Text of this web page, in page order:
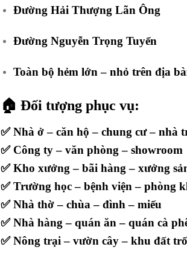
Đường Hải Thượng Lãn Ông
Đường Nguyễn Trọng Tuyển
Toàn bộ hẻm lớn – nhỏ trên địa
🏠 Đối tượng phục vụ:
✅ Nhà ở – căn hộ – chung cư – nhà
✅ Công ty – văn phòng – showroom
✅ Kho xưởng – bãi hàng – xưởng
✅ Trường học – bệnh viện – phòng
✅ Nhà thờ – chùa – đình – miếu
✅ Nhà hàng – quán ăn – quán cà
✅ Nông trại – vườn cây – khu đất